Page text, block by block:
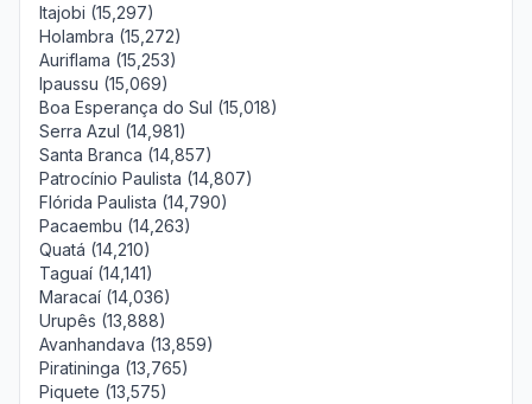
Itajobi (15,297)
Holambra (15,272)
Auriflama (15,253)
Ipaussu (15,069)
Boa Esperança do Sul (15,018)
Serra Azul (14,981)
Santa Branca (14,857)
Patrocínio Paulista (14,807)
Flórida Paulista (14,790)
Pacaembu (14,263)
Quatá (14,210)
Taguaí (14,141)
Maracaí (14,036)
Urupês (13,888)
Avanhandava (13,859)
Piratininga (13,765)
Piquete (13,575)